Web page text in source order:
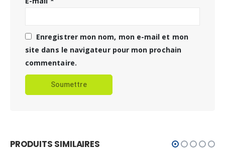
Enregistrer mon nom, mon e-mail et mon
site dans le navigateur pour mon prochain
commentaire.
PRODUITS SIMILAIRES